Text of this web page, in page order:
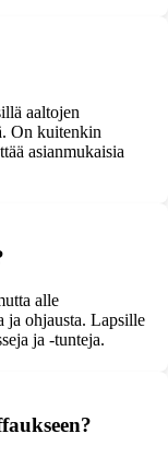
aaltojen
On kuitenkin
asianmukaisia
alle
ja ohjausta. Lapsille
ja -tunteja.